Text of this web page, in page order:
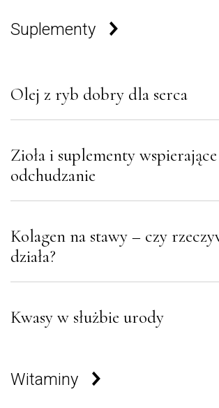
Suplementy
Olej z ryb dobry dla serca
Zioła i suplementy wspierające
odchudzanie
Kolagen na stawy – czy
działa?
Kwasy w służbie urody
Witaminy